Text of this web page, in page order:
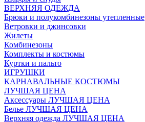
ВЕРХНЯЯ ОДЕЖДА
Брюки и полукомбинезоны утепленные
Ветровки и джинсовки
Жилеты
Комбинезоны
Комплекты и костюмы
Куртки и пальто
ИГРУШКИ
КАРНАВАЛЬНЫЕ КОСТЮМЫ
ЛУЧШАЯ ЦЕНА
Аксессуары ЛУЧШАЯ ЦЕНА
Белье ЛУЧШАЯ ЦЕНА
Верхняя одежда ЛУЧШАЯ ЦЕНА